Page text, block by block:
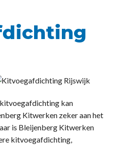
kan
Kitwerken zeker aan het
is Bleijenberg Kitwerken
kitvoegafdichting,